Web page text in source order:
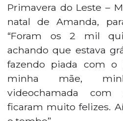
Primavera do Leste –
natal de Amanda,
“Foram os 2 mil
achando que estava
fazendo piada com o
minha mãe,
videochamada
ficaram muito felizes.